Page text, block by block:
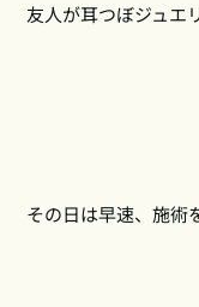
友人が耳つぼジュエ
その日は早速、施術